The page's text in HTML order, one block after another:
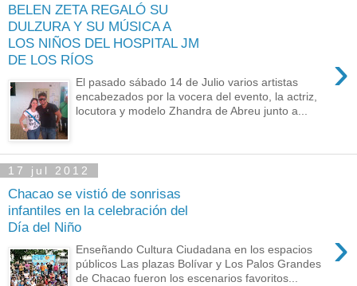
BELEN ZETA REGALÓ SU
DULZURA Y SU MÚSICA A
LOS NIÑOS DEL HOSPITAL JM
DE LOS RÍOS
›
El pasado sábado 14 de Julio varios artistas
encabezados por la vocera del evento, la actriz,
locutora y modelo Zhandra de Abreu junto a...
17 jul 2012
Chacao se vistió de sonrisas
infantiles en la celebración del
Día del Niño
›
Enseñando Cultura Ciudadana en los espacios
públicos Las plazas Bolívar y Los Palos Grandes
de Chacao fueron los escenarios favoritos...